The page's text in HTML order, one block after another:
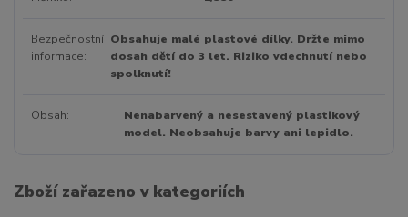
Bezpečnostní
informace
Obsahuje malé plastové dílky. Držte mimo
dosah dětí do 3 let. Riziko vdechnutí nebo
spolknutí!
Obsah
Nenabarvený a nesestavený plastikový
model. Neobsahuje barvy ani lepidlo.
Zboží zařazeno v kategoriích